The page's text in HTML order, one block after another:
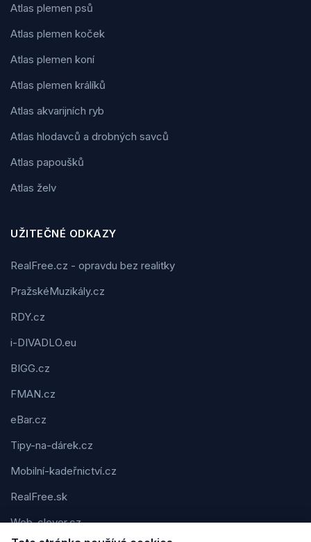
Atlas plemen psů
Atlas plemen koček
Atlas plemen koní
Atlas plemen králíků
Atlas akvarijních ryb
Atlas hlodavců a drobných savců
Atlas papoušků
Atlas želv
UŽITEČNÉ ODKAZY
RealFree.cz - opravdu bez realitky
PražskéMuzikály.cz
RDY.cz
i-DIVADLO.eu
BIGG.cz
FMAN.cz
eBar.cz
Tipy-na-dárek.cz
Mobilní-kadeřnictví.cz
RealFree.sk
Web-clever.cz